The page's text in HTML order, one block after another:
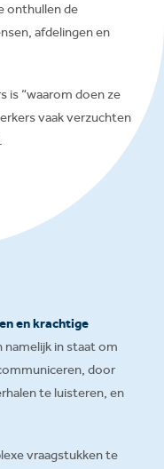
onthullen de
afdelingen en
is “waarom doen ze
vaak verzuchten
en krachtige
namelijk in staat om
door
te luisteren, en
vraagstukken te